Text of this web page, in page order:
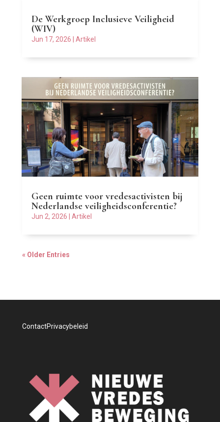
De Werkgroep Inclusieve Veiligheid
(WIV)
Jun 17, 2026 Artikel
Geen ruimte voor vredesactivisten bij
Nederlandse veiligheidsconferentie?
Jun 2, 2026 Artikel
« Older Entries
ContactPrivacybeleid